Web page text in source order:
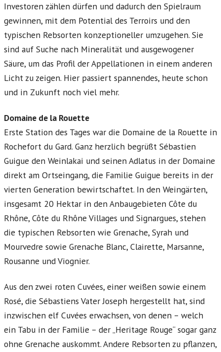
Investoren zählen dürfen und dadurch den Spielraum
gewinnen, mit dem Potential des Terroirs und den
typischen Rebsorten konzeptioneller umzugehen. Sie
sind auf Suche nach Mineralität und ausgewogener
Säure, um das Profil der Appellationen in einem anderen
Licht zu zeigen. Hier passiert spannendes, heute schon
und in Zukunft noch viel mehr.
Domaine de la Rouette
Erste Station des Tages war die Domaine de la Rouette in
Rochefort du Gard. Ganz herzlich begrüßt Sébastien
Guigue den Weinlakai und seinen Adlatus in der Domaine
direkt am Ortseingang, die Familie Guigue bereits in der
vierten Generation bewirtschaftet. In den Weingärten,
insgesamt 20 Hektar in den Anbaugebieten Côte du
Rhône, Côte du Rhône Villages und Signargues, stehen
die typischen Rebsorten wie Grenache, Syrah und
Mourvedre sowie Grenache Blanc, Clairette, Marsanne,
Rousanne und Viognier.
Aus den zwei roten Cuvées, einer weißen sowie einem
Rosé, die Sébastiens Vater Joseph hergestellt hat, sind
inzwischen elf Cuvées erwachsen, von denen – welch
ein Tabu in der Familie – der „Heritage Rouge“ sogar ganz
ohne Grenache auskommt. Andere Rebsorten zu pflanzen,